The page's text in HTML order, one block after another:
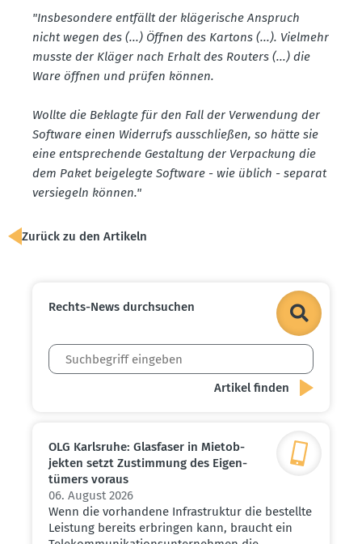
"Insbe­sondere entfällt der kläge­rische Anspruch
nicht wegen des (...) Öffnen des Kartons (...). Vielmehr
musste der Kläger nach Erhalt des Routers (...) die
Ware öffnen und prüfen können.
Wollte die Beklagte für den Fall der Verwendung der
Software einen Widerrufs ausschließen, so hätte sie
eine entspre­chende Gestaltung der Verpa­ckung die
dem Paket beige­legte Software - wie üblich - separat
versiegeln können."
Zurück zu den Artikeln
Rechts-News durch­suchen
OLG Karlsruhe: Glasfaser in Mietob­
jekten setzt Zustimmung des Eigen­
tümers voraus
06. August 2026
Wenn die vorhandene Infrastruktur die bestellte
Leistung bereits erbringen kann, braucht ein